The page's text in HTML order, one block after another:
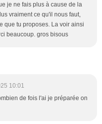
je ne fais plus à cause de la
vraiment ce qu'il nous faut,
que tu proposes. La voir ainsi
beaucoup. gros bisous
10:01
de fois l'ai je préparée on